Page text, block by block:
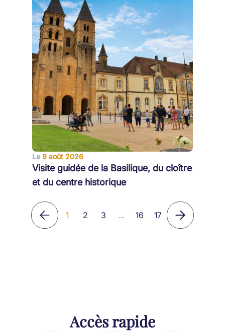
Le 9 août 2026
Visite guidée de la Basilique, du cloître
et du centre historique
1 2 3 ... 16 17
Accès rapide